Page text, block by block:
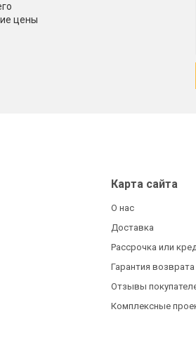
цены
Карта сайта
О нас
Доставка
Рассрочка или
Гарантия возврата
Отзывы
Комплексные